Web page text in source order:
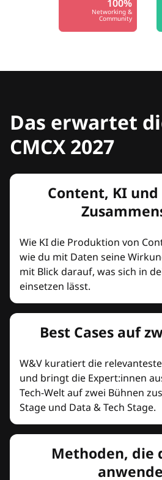
100%
Networking &
Community
Das erwartet
CMCX 2027
Content, KI
Wie KI die Produktion von
wie du mit Daten seine
mit Blick darauf, was sich in
einsetzen lässt.
Best Cases auf
W&V kuratiert die
und bringt die Expert:innen
Tech-Welt auf zwei Bühnen
Stage und Data & Tech Stage.
Methoden, die